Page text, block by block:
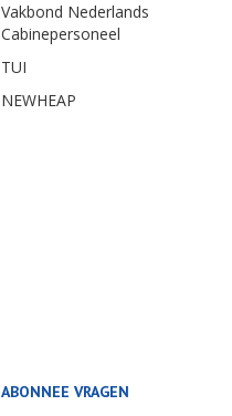
Vakbond Nederlands
Cabinepersoneel
TUI
NEWHEAP
ABONNEE VRAGEN